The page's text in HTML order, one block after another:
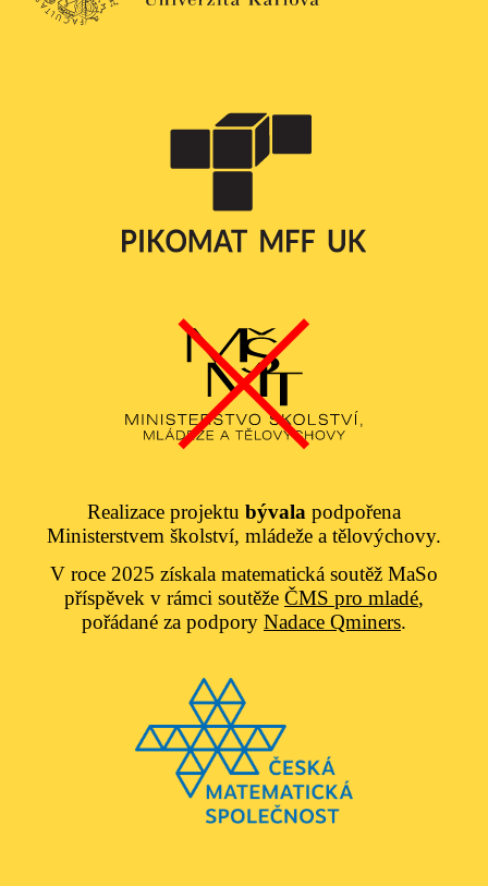
Realizace projektu bývala podpořena
Ministerstvem školství, mládeže a tělovýchovy.
V roce 2025 získala matematická soutěž MaSo
příspěvek v rámci soutěže ČMS pro mladé,
pořádané za podpory Nadace Qminers.